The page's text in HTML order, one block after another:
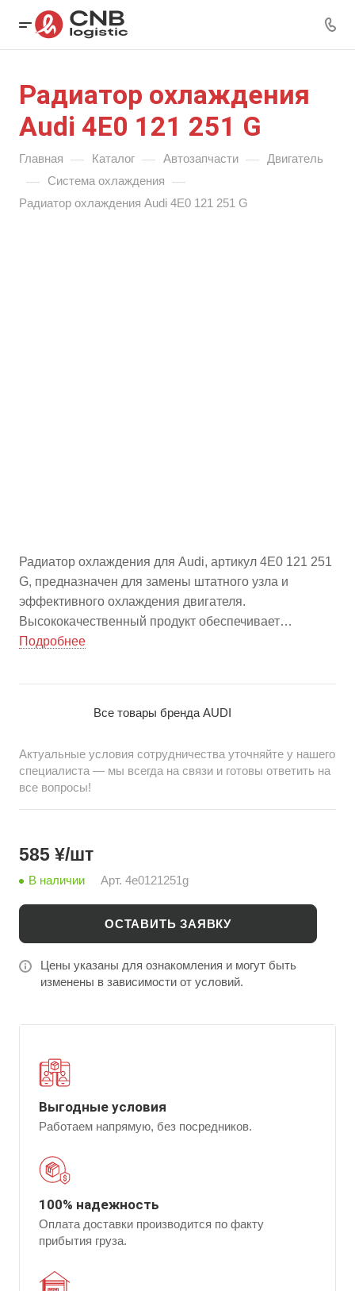
Радиатор охлаждения
Audi 4E0 121 251 G
Главная — Каталог — Автозапчасти — Двигатель
— Система охлаждения —
Радиатор охлаждения Audi 4E0 121 251 G
Радиатор охлаждения для Audi, артикул 4E0 121 251
G, предназначен для замены штатного узла и
эффективного охлаждения двигателя.
Высококачественный продукт обеспечивает
надежную работу системы охлаждения,
температуры и продлению ресурса двигателя
bazar.ru с доставкой из Китая.
Подробнее
Все товары бренда AUDI
Актуальные условия сотрудничества уточняйте у нашего
специалиста — мы всегда на связи и готовы ответить на
все вопросы!
585 ¥/шт
В наличии Арт. 4e0121251g
ОСТАВИТЬ ЗАЯВКУ
Цены указаны для ознакомления и могут быть
изменены в зависимости от условий.
Выгодные условия
Работаем напрямую, без посредников.
100% надежность
Оплата доставки производится по факту
прибытия груза.